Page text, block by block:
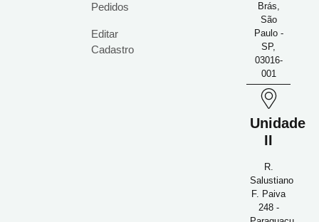
Pedidos
Editar
Cadastro
Brás,
São
Paulo -
SP,
03016-
001
Unidade
II
R.
Salustiano
F. Paiva
248 -